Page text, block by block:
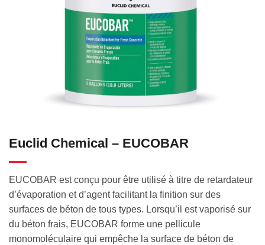
Euclid Chemical – EUCOBAR
EUCOBAR est conçu pour être utilisé à titre de retardateur
d’évaporation et d’agent facilitant la finition sur des
surfaces de béton de tous types. Lorsqu’il est vaporisé sur
du béton frais, EUCOBAR forme une pellicule
monomoléculaire qui empêche la surface de béton de